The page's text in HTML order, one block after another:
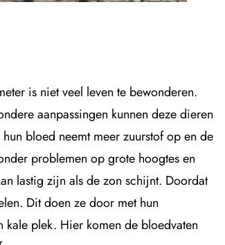
is niet veel leven te bewonderen.
aanpassingen kunnen deze dieren
bloed neemt meer zuurstof op en de
problemen op grote hoogtes en
lastig zijn als de zon schijnt. Doordat
Dit doen ze door met hun
kale plek. Hier komen de bloedvaten